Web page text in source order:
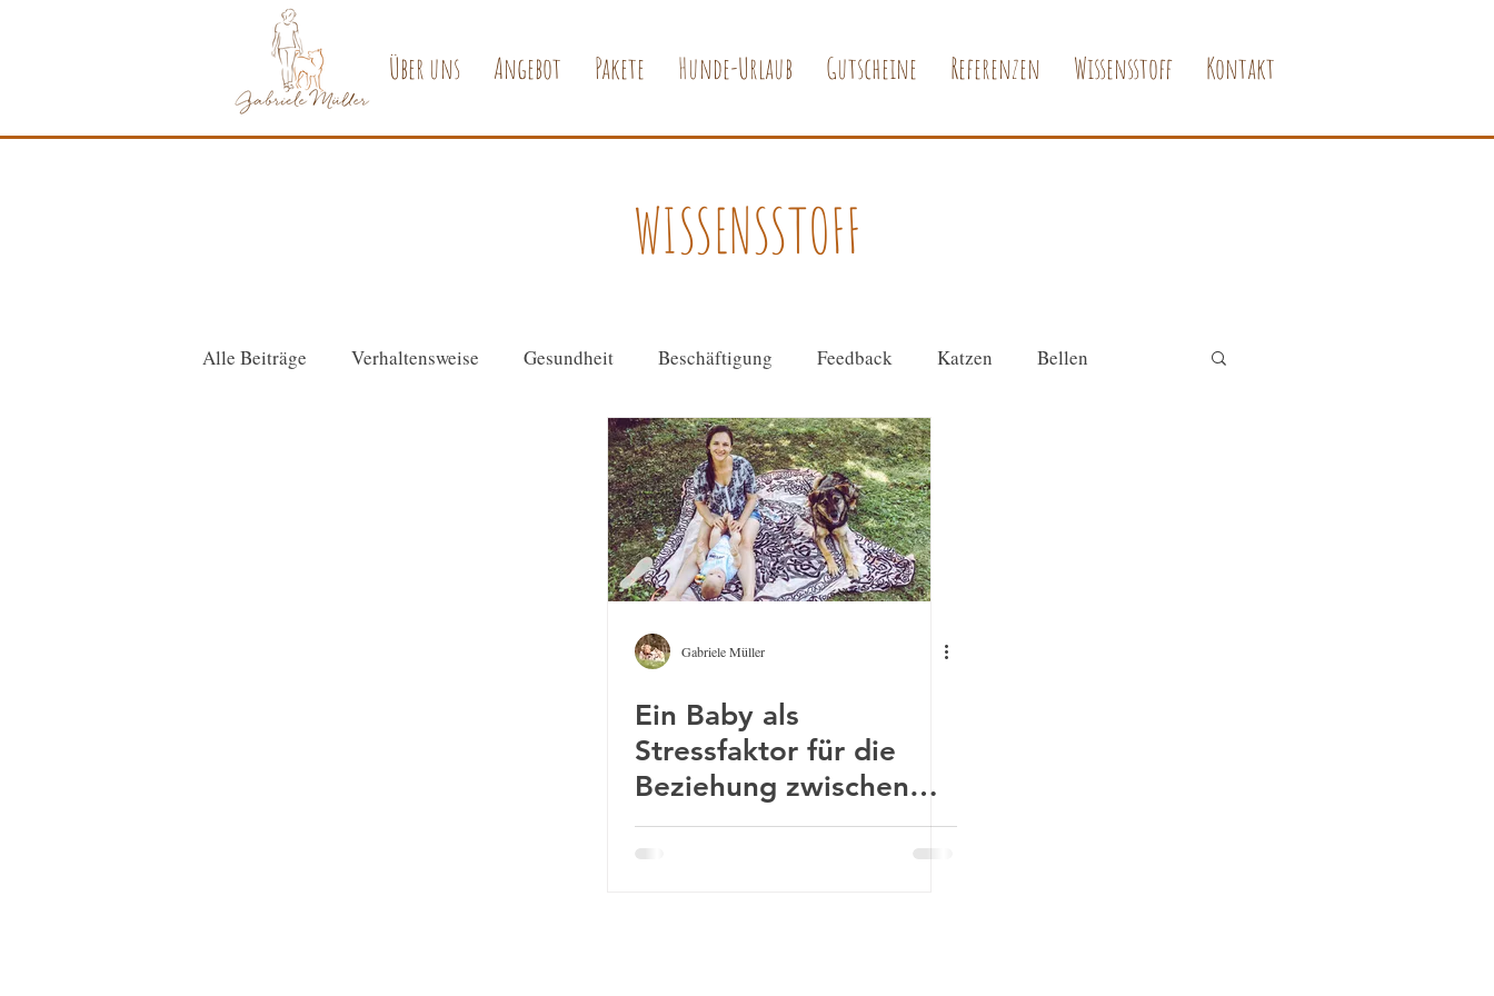
Über uns Angebot Pakete Hunde-Urlaub Gutscheine Referenzen Wissensstoff Kontakt
WISSENSSTOFF
Alle Beiträge Verhaltensweise Gesundheit Beschäftigung Feedback Katzen Bellen
Gabriele Müller
Ein Baby als
Stressfaktor für die
Beziehung zwischen
Hund und Familie